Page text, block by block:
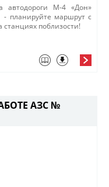
автодороги М-4 «Дон»
- планируйте маршрут с
поблизости!​​
АЗС №